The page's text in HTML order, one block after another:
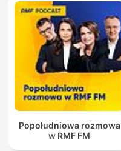
Popołudniowa rozmowa
w RMF FM